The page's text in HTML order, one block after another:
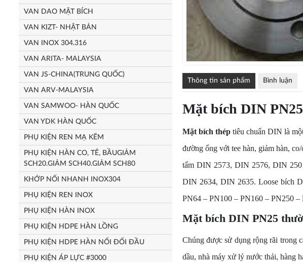
Thông tin sản phẩm Bình luận
Mặt bích DIN PN25
Mặt bích théptiêu chuẩn DIN là
đường ống với tee hàn, giảm hàn,
tấm DIN 2573, DIN 2576, DIN
DIN 2634, DIN 2635. Loose bích
PN64 – PN100 – PN160 – PN250
Mặt bích DIN PN25
Chúng được sử dụng rộng rãi trong
dầu, nhà máy xử lý nước thải, hàng
VAN DAO MẶT BÍCH
VAN KIZT- NHẬT BẢN
VAN INOX 304.316
VAN ARITA- MALAYSIA
VAN JS-CHINA(TRUNG QUỐC)
VAN ARV-MALAYSIA
VAN SAMWOO- HÀN QUỐC
VAN YDK HÀN QUỐC
PHỤ KIỆN REN MẠ KẼM
PHỤ KIỆN HÀN CO, TÊ, BẦUGIẢM
SCH20.GIẢM SCH40.GIẢM SCH80
KHỚP NỐI NHANH INOX304
PHỤ KIỆN REN INOX
PHỤ KIỆN HÀN INOX
PHỤ KIỆN HDPE HÀN LỒNG
PHỤ KIỆN HDPE HÀN NỐI ĐỐI ĐẦU
PHỤ KIỆN ÁP LỰC #3000